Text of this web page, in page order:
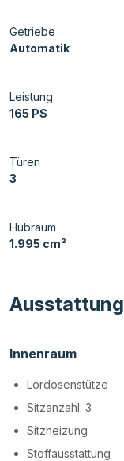
Getriebe
Automatik
Leistung
165 PS
Türen
3
Hubraum
1.995 cm³
Ausstattung
Innenraum
Lordosenstütze
Sitzanzahl: 3
Sitzheizung
Stoffausstattung